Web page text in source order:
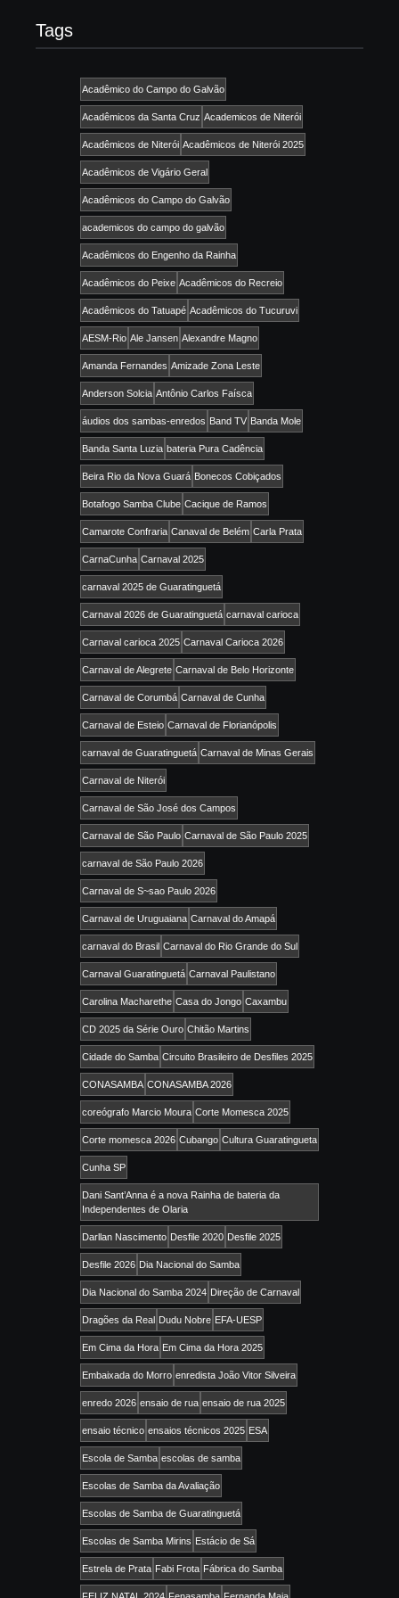
Tags
Acadêmico do Campo do Galvão
Acadêmicos da Santa Cruz Academicos de Niterói
Acadêmicos de Niterói Acadêmicos de Niterói 2025
Acadêmicos de Vigário Geral
Acadêmicos do Campo do Galvão
academicos do campo do galvão
Acadêmicos do Engenho da Rainha
Acadêmicos do Peixe Acadêmicos do Recreio
Acadêmicos do Tatuapé Acadêmicos do Tucuruvi
AESM-Rio Ale Jansen Alexandre Magno
Amanda Fernandes Amizade Zona Leste
Anderson Solcia Antônio Carlos Faísca
áudios dos sambas-enredos Band TV Banda Mole
Banda Santa Luzia bateria Pura Cadência
Beira Rio da Nova Guará Bonecos Cobiçados
Botafogo Samba Clube Cacique de Ramos
Camarote Confraria Canaval de Belém Carla Prata
CarnaCunha Carnaval 2025
carnaval 2025 de Guaratinguetá
Carnaval 2026 de Guaratinguetá carnaval carioca
Carnaval carioca 2025 Carnaval Carioca 2026
Carnaval de Alegrete Carnaval de Belo Horizonte
Carnaval de Corumbá Carnaval de Cunha
Carnaval de Esteio Carnaval de Florianópolis
carnaval de Guaratinguetá Carnaval de Minas Gerais
Carnaval de Niterói
Carnaval de São José dos Campos
Carnaval de São Paulo Carnaval de São Paulo 2025
carnaval de São Paulo 2026
Carnaval de S~sao Paulo 2026
Carnaval de Uruguaiana Carnaval do Amapá
carnaval do Brasil Carnaval do Rio Grande do Sul
Carnaval Guaratinguetá Carnaval Paulistano
Carolina Macharethe Casa do Jongo Caxambu
CD 2025 da Série Ouro Chitão Martins
Cidade do Samba Circuito Brasileiro de Desfiles 2025
CONASAMBA CONASAMBA 2026
coreógrafo Marcio Moura Corte Momesca 2025
Corte momesca 2026 Cubango Cultura Guaratingueta
Cunha SP
Dani Sant’Anna é a nova Rainha de bateria da
Independentes de Olaria
Darllan Nascimento Desfile 2020 Desfile 2025
Desfile 2026 Dia Nacional do Samba
Dia Nacional do Samba 2024 Direção de Carnaval
Dragões da Real Dudu Nobre EFA-UESP
Em Cima da Hora Em Cima da Hora 2025
Embaixada do Morro enredista João Vitor Silveira
enredo 2026 ensaio de rua ensaio de rua 2025
ensaio técnico ensaios técnicos 2025 ESA
Escola de Samba escolas de samba
Escolas de Samba da Avaliação
Escolas de Samba de Guaratinguetá
Escolas de Samba Mirins Estácio de Sá
Estrela de Prata Fabi Frota Fábrica do Samba